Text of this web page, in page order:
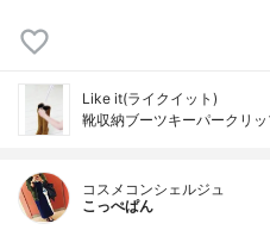
Like it(ライクイット)
靴収納ブーツキーパークリ
コスメコンシェルジュ
こっぺぱん